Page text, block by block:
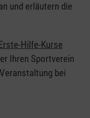
und erläutern die
Hilfe-Kurse
Ihren Sportverein
bei